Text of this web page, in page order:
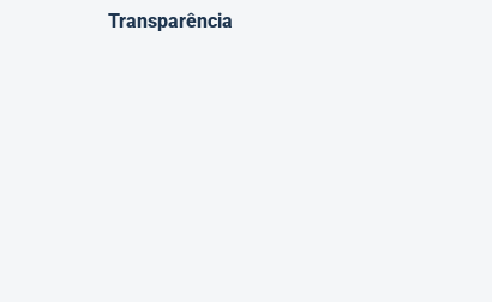
Transparência